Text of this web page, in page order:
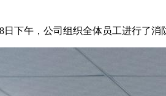
日下午，公司组织全体员工进行了消